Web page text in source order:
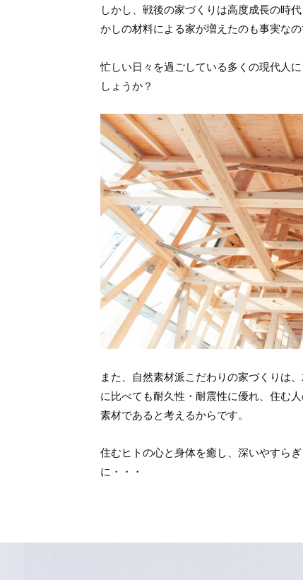
しかし、戦後の家づくりは高度成長の時
かしの材料による家が増えたのも事実なの
忙しい日々を過ごしている多くの現代人
しょうか？
また、自然素材派こだわりの家づくりは
に比べても耐久性・耐震性に優れ、住む
素材であると考えるからです。
住むヒトの心と身体を癒し、深いやすら
に・・・